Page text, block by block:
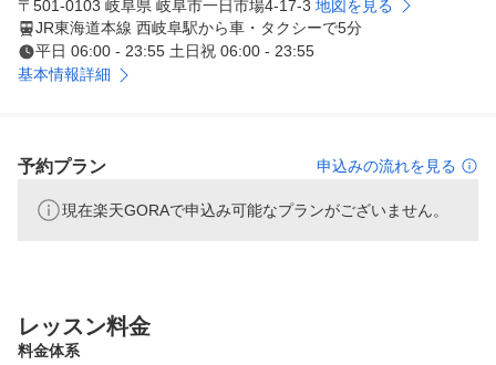
〒501-0103 岐阜県 岐阜市一日市場4-17-3 地図を見る
JR東海道本線 西岐阜駅から車・タクシーで5分
平日 06:00 - 23:55 土日祝 06:00 - 23:55
基本情報詳細
予約プラン 申込みの流れを見る
現在楽天GORAで申込み可能なプランがございません。
レッスン料金
料金体系